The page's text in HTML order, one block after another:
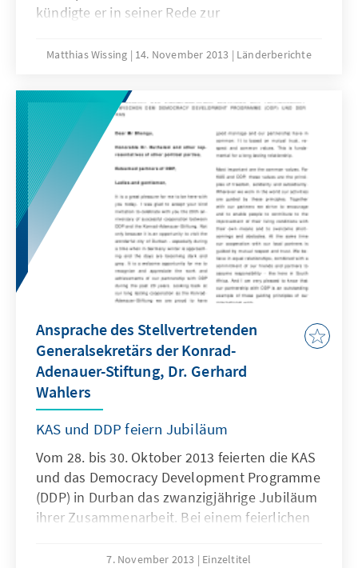
kündigte er in seiner Rede zur
über eine neue demokratische
Gleichzeitig ordnete er die Aufhebung des
Verbots zahlreicher Oppositionsparteien und
insbesondere die sofortige Freilassung
Nelson Mandelas aus der Haft an.
Matthias Wissing 14. November 2013 Länderberichte
Ansprache des Stellvertretenden
Generalsekretärs der Konrad-
Adenauer-Stiftung, Dr. Gerhard
Wahlers
KAS und DDP feiern Jubiläum
Vom 28. bis 30. Oktober 2013 feierten die KAS
und das Democracy Development Programme
(DDP) in Durban das zwanzigjährige Jubiläum
ihrer Zusammenarbeit. Bei einem feierlichen
DDP, hielt der stellvertretende
7. November 2013 Einzeltitel